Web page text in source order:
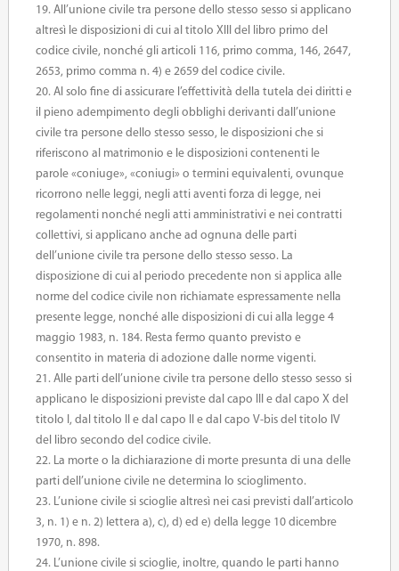
19. All’unione civile tra persone dello stesso sesso si applicano
altresì le disposizioni di cui al titolo XIII del libro primo del
codice civile, nonché gli articoli 116, primo comma, 146, 2647,
2653, primo comma n. 4) e 2659 del codice civile.
20. Al solo fine di assicurare l’effettività della tutela dei diritti e
il pieno adempimento degli obblighi derivanti dall’unione
civile tra persone dello stesso sesso, le disposizioni che si
riferiscono al matrimonio e le disposizioni contenenti le
parole «coniuge», «coniugi» o termini equivalenti, ovunque
ricorrono nelle leggi, negli atti aventi forza di legge, nei
regolamenti nonché negli atti amministrativi e nei contratti
collettivi, si applicano anche ad ognuna delle parti
dell’unione civile tra persone dello stesso sesso. La
disposizione di cui al periodo precedente non si applica alle
norme del codice civile non richiamate espressamente nella
presente legge, nonché alle disposizioni di cui alla legge 4
maggio 1983, n. 184. Resta fermo quanto previsto e
consentito in materia di adozione dalle norme vigenti.
21. Alle parti dell’unione civile tra persone dello stesso sesso si
applicano le disposizioni previste dal capo III e dal capo X del
titolo I, dal titolo II e dal capo II e dal capo V-bis del titolo IV
del libro secondo del codice civile.
22. La morte o la dichiarazione di morte presunta di una delle
parti dell’unione civile ne determina lo scioglimento.
23. L’unione civile si scioglie altresì nei casi previsti dall’articolo
3, n. 1) e n. 2) lettera a), c), d) ed e) della legge 10 dicembre
1970, n. 898.
24. L’unione civile si scioglie, inoltre, quando le parti hanno